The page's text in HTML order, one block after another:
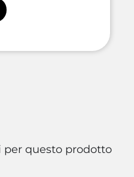
questo prodotto